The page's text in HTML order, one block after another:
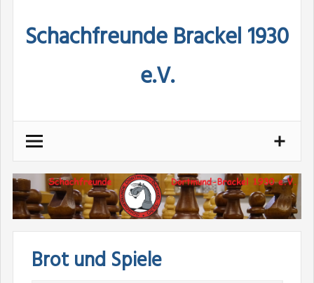
Schachfreunde Brackel 1930
e.V.
Brot und Spiele